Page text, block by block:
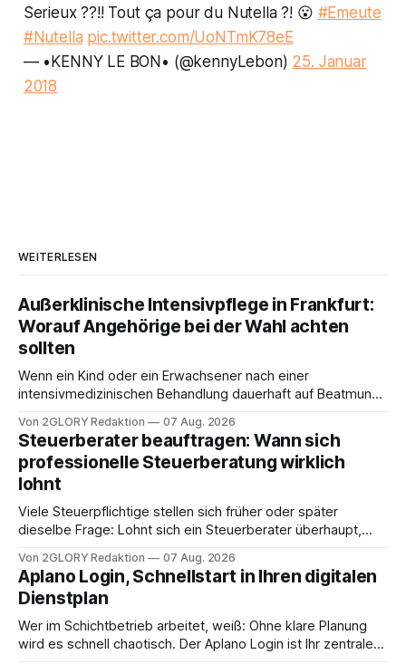
Serieux ??!! Tout ça pour du Nutella ?! 😮 #Emeute
#Nutella pic.twitter.com/UoNTmK78eE
— •KENNY LE BON• (@kennyLebon) 25. Januar
2018
WEITERLESEN
Außerklinische Intensivpflege in Frankfurt:
Worauf Angehörige bei der Wahl achten
sollten
Wenn ein Kind oder ein Erwachsener nach einer
intensivmedizinischen Behandlung dauerhaft auf Beatmung
angewiesen ist, stellt sich für Familien eine schwierige
Frage: Muss die Versorgung dauerhaft in der Klinik bleiben –
oder ist ein Leben zu Hause möglich? Die außerklinische
Intensivpflege bietet genau diese Alternative: Sie
Von 2GLORY Redaktion 07 Aug. 2026
Steuerberater beauftragen: Wann sich
professionelle Steuerberatung wirklich
lohnt
Viele Steuerpflichtige stellen sich früher oder später
dieselbe Frage: Lohnt sich ein Steuerberater überhaupt,
erledigen? Die kurze Antwort: Bei einfachen
Einkommensverhältnissen reicht häufig eine Steuersoftware
aus – sobald jedoch mehrere Einkunftsarten
zusammentreffen oder größere finanzielle Veränderungen
anstehen, zahlt sich professionelle Unterstützung meist
Von 2GLORY Redaktion 07 Aug. 2026
Aplano Login, Schnellstart in Ihren digitalen
Dienstplan
Wer im Schichtbetrieb arbeitet, weiß: Ohne klare Planung
wird es schnell chaotisch. Der Aplano Login ist Ihr zentraler